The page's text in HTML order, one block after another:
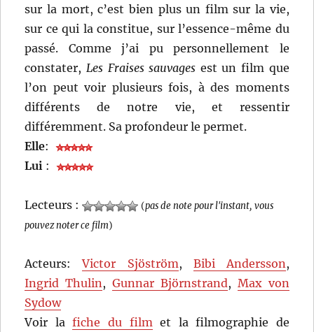
sur la mort, c’est bien plus un film sur la vie,
sur ce qui la constitue, sur l’essence-même du
passé. Comme j’ai pu personnellement le
constater, Les Fraises sauvages est un film que
l’on peut voir plusieurs fois, à des moments
différents de notre vie, et ressentir
différemment. Sa profondeur le permet.
Elle:
Lui :
Lecteurs : (pas de note pour l'instant, vous
pouvez noter ce film)
Acteurs:Victor Sjöström, Bibi Andersson,
Ingrid Thulin,Gunnar Björnstrand, Max von
Sydow
Voir lafiche du filmet la filmographie de